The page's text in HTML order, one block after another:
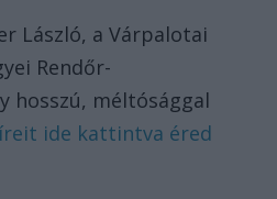
László, a Várpalotai
Rendőr-
hosszú, méltósággal
ide kattintva éred